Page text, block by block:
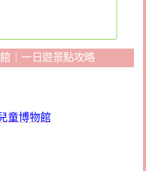
｜一日遊景點攻略
童博物館